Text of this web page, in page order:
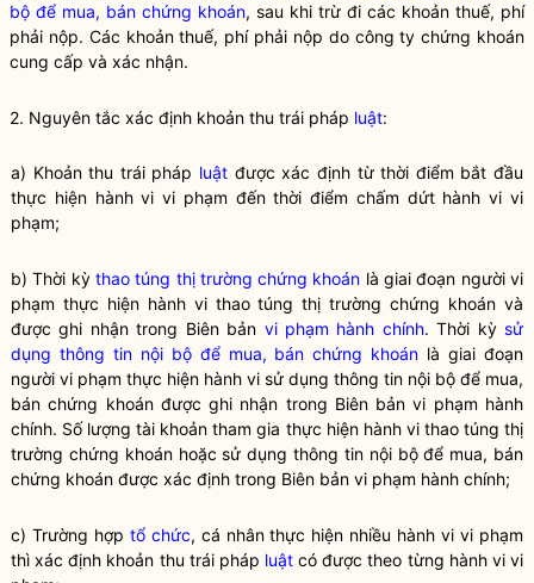
bộ để mua, bán chứng khoán, sau khi trừ đi các khoản thuế, phí
phải nộp. Các khoản thuế, phí phải nộp do công ty chứng khoán
cung cấp và xác nhận.
2. Nguyên tắc xác định khoản thu trái pháp luật:
a) Khoản thu trái pháp luật được xác định từ thời điểm bắt đầu
thực hiện hành vi vi phạm đến thời điểm chấm dứt hành vi vi
phạm;
b) Thời kỳ thao túng thị trường chứng khoán là giai đoạn người vi
phạm thực hiện hành vi thao túng thị trường chứng khoán và
được ghi nhận trong Biên bản vi phạm hành chính. Thời kỳ sử
dụng thông tin nội bộ để mua, bán chứng khoán là giai đoạn
người vi phạm thực hiện hành vi sử dụng thông tin nội bộ để mua,
bán chứng khoánđược ghi nhận trong Biên bảnvi phạm hành
chính. Số lượng tài khoản tham gia thực hiện hành vi thao túng thị
trường chứng khoánhoặcsử dụng thông tin nội bộ để mua, bán
chứng khoán được xác định trong Biên bản vi phạm hành chính;
c) Trường hợp tổ chức, cá nhân thực hiện nhiều hành vi vi phạm
thì xác định khoản thu trái pháp luật có được theo từng hành vi vi